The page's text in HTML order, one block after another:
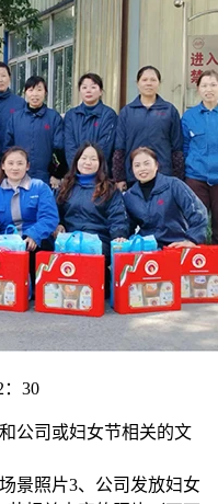
：30
公司或妇女节相关的文
景照片3、公司发放妇女